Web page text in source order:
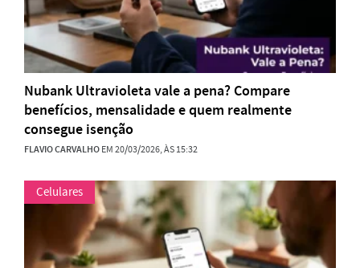
Nubank Ultravioleta vale a pena? Compare
benefícios, mensalidade e quem realmente
consegue isenção
FLAVIO CARVALHOEM 20/03/2026, ÀS 15:32
Celulares